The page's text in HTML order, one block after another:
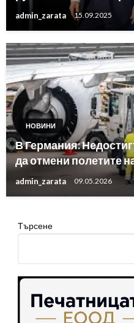
admin_zarata 15.09.2025
НОВИНИ
В Германия:
да отмени полетите
admin_zarata 09.05.2026
Търсене